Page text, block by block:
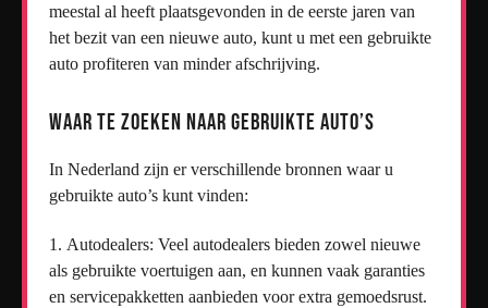
meestal al heeft plaatsgevonden in de eerste jaren van
het bezit van een nieuwe auto, kunt u met een gebruikte
auto profiteren van minder afschrijving.
Waar te zoeken naar gebruikte auto’s
In Nederland zijn er verschillende bronnen waar u
gebruikte auto’s kunt vinden:
Autodealers: Veel autodealers bieden zowel nieuwe
als gebruikte voertuigen aan, en kunnen vaak garanties
en servicepakketten aanbieden voor extra gemoedsrust.